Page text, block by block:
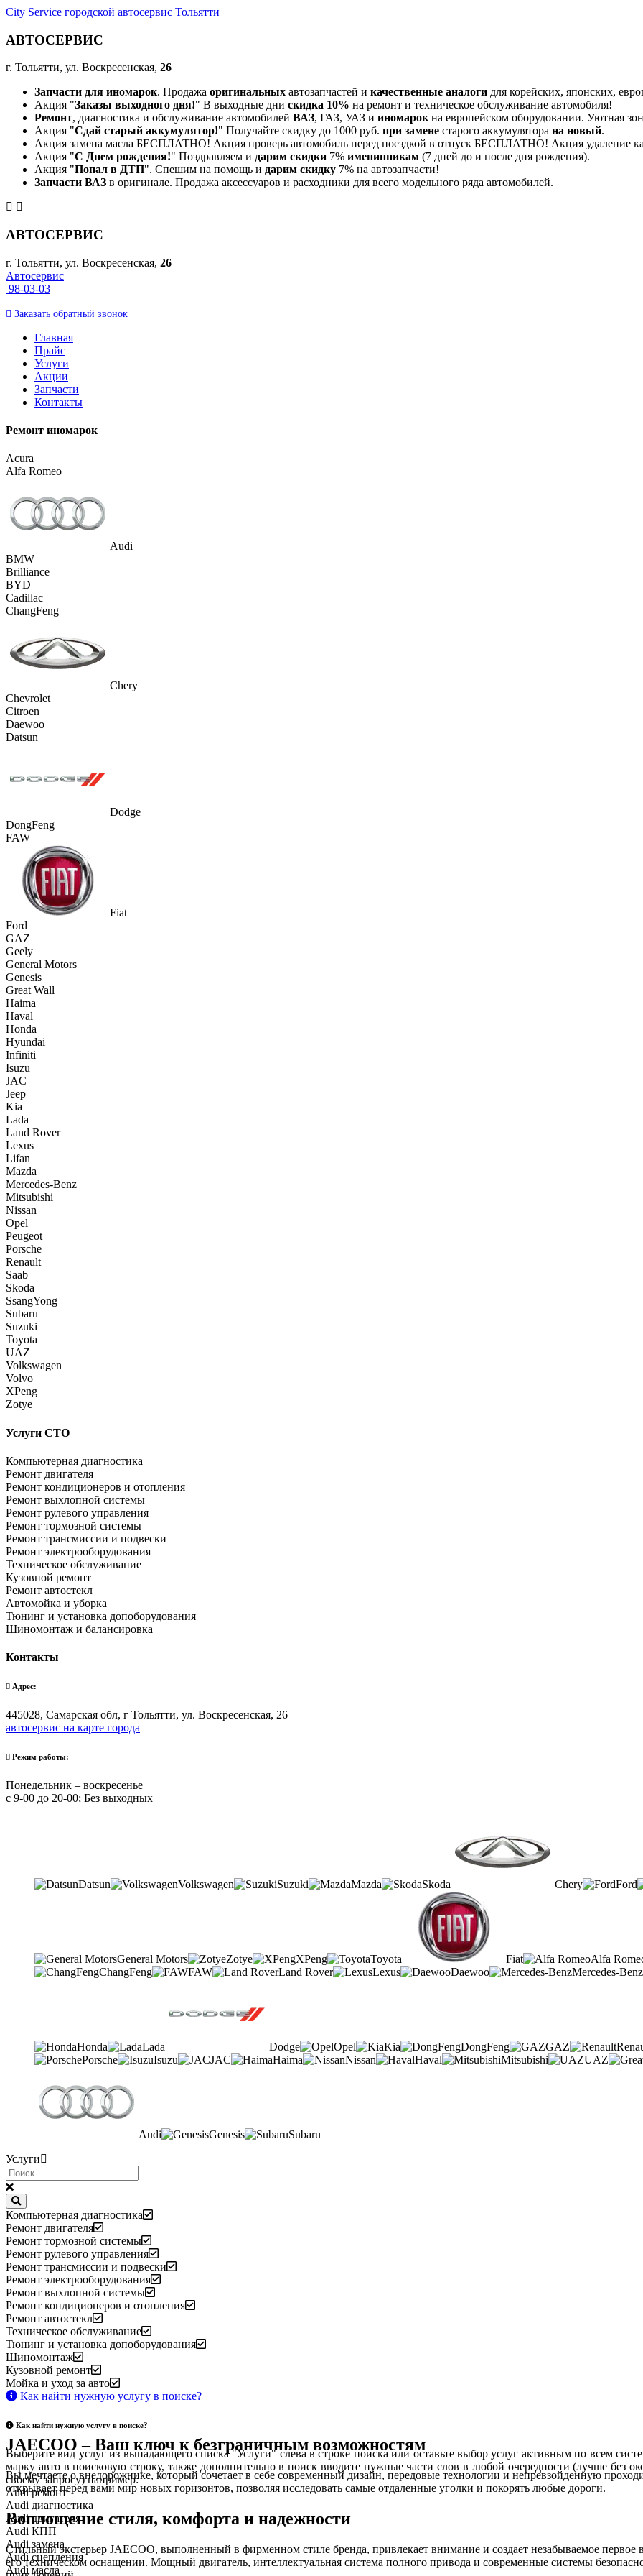
City Service городской автосервис Тольятти
АВТОСЕРВИС
г. Тольятти, ул. Воскресенская, 26
Запчасти для иномарок. Продажа оригинальных автозапчастей и качественные аналоги для корейских, японских,
Акция "Заказы выходного дня!" В выходные дни скидка 10% на ремонт и техническое обслуживание автомобиля!
Ремонт, диагностика и обслуживание автомобилей ВАЗ, ГАЗ, УАЗ и иномарокна европейском оборудовании. Уютная
Акция "Сдай старый аккумулятор!" Получайте скидку до 1000 руб. при замене старого аккумулятора на новый.
Акция замена масла БЕСПЛАТНО! Акция проверь автомобиль перед поездкой в отпуск БЕСПЛАТНО! Акция удаление
Акция "С Днем рождения!" Поздравляем и дарим скидки 7% именинникам (7 дней до и после дня рождения).
Акция "Попал в ДТП". Спешим на помощь и дарим скидку 7% на автозапчасти!
Запчасти ВАЗ в оригинале. Продажа аксессуаров и расходники для всего модельного ряда автомобилей.
АВТОСЕРВИС
г. Тольятти, ул. Воскресенская, 26
Автосервис
98-03-03
Заказать обратный звонок
Главная
Прайс
Услуги
Акции
Запчасти
Контакты
Ремонт иномарок
Acura
Alfa Romeo
Audi
BMW
Brilliance
BYD
Cadillac
ChangFeng
Chery
Chevrolet
Citroen
Daewoo
Datsun
Dodge
DongFeng
FAW
Fiat
Ford
GAZ
Geely
General Motors
Genesis
Great Wall
Haima
Haval
Honda
Hyundai
Infiniti
Isuzu
JAC
Jeep
Kia
Lada
Land Rover
Lexus
Lifan
Mazda
Mercedes-Benz
Mitsubishi
Nissan
Opel
Peugeot
Porsche
Renault
Saab
Skoda
SsangYong
Subaru
Suzuki
Toyota
UAZ
Volkswagen
Volvo
XPeng
Zotye
Услуги СТО
Компьютерная диагностика
Ремонт двигателя
Ремонт кондиционеров и отопления
Ремонт выхлопной системы
Ремонт рулевого управления
Ремонт тормозной системы
Ремонт трансмиссии и подвески
Ремонт электрооборудования
Техническое обслуживание
Кузовной ремонт
Ремонт автостекл
Автомойка и уборка
Тюнинг и установка допоборудования
Шиномонтаж и балансировка
Контакты
Адрес:
445028, Самарская обл, г Тольятти, ул. Воскресенская, 26
автосервис на карте города
Режим работы:
Понедельник – воскресенье
с 9-00 до 20-00; Без выходных
Datsun Volkswagen Suzuki Mazda Skoda Chery Ford
General Motors Zotye XPeng Toyota Fiat Alfa
ChangFeng
FAW Land Rover Lexus Daewoo Mercedes-Benz
Honda Lada Dodge Opel Kia DongFeng GAZ
Porsche
Isuzu JAC Haima Nissan Haval Mitsubishi UAZ
Audi Genesis
Subaru
Услуги
Компьютерная диагностика
Ремонт двигателя
Ремонт тормозной системы
Ремонт рулевого управления
Ремонт трансмиссии и подвески
Ремонт электрооборудования
Ремонт выхлопной системы
Ремонт кондиционеров и отопления
Ремонт автостекл
Техническое обслуживание
Тюнинг и установка допоборудования
Шиномонтаж
Кузовной ремонт
Мойка и уход за авто
Как найти нужную услугу в поиске?
Как найти нужную услугу в поиске?
Выберите вид услуг из выпадающего списка "Услуги" слева в строке поиска или оставьте выбор услуг активным по всем
марку авто в поисковую строку, также дополнительно в поиск вводите нужные части слов в любой очередности (лучше без
своему запросу) например:
Audi ремонт
Audi диагностика
Audiдвигателя
Audi КПП
Audi замена
Audiсцепления
Audiмасла
JAECOO – Ваш ключ к безграничным возможностям
Вы мечтаете о внедорожнике, который сочетает в себе современный дизайн, передовые технологии и непревзойденную
открывает перед вами мир новых горизонтов, позволяя исследовать самые отдаленные уголки и покорять любые дороги.
Воплощение стиля, комфорта и надежности
Стильный экстерьер JAECOO, выполненный в фирменном стиле бренда, привлекает внимание и создает незабываемое первое
его техническом оснащении. Мощный двигатель, интеллектуальная система полного привода и современные системы